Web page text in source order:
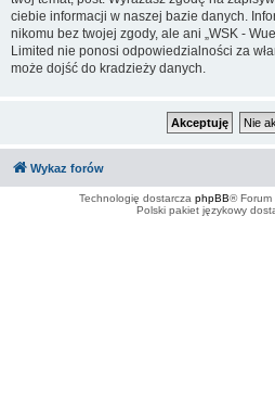
ciebie informacji w naszej bazie danych.
nikomu bez twojej zgody, ale ani „WSK -
Limited nie ponosi odpowiedzialności za
może dojść do kradzieży danych.
Wykaz forów
Technologię dostarcza phpBB® Forum
Polski pakiet językowy